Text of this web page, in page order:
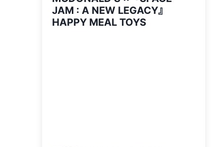
JAM : A NEW LEGACY』
HAPPY MEAL TOYS